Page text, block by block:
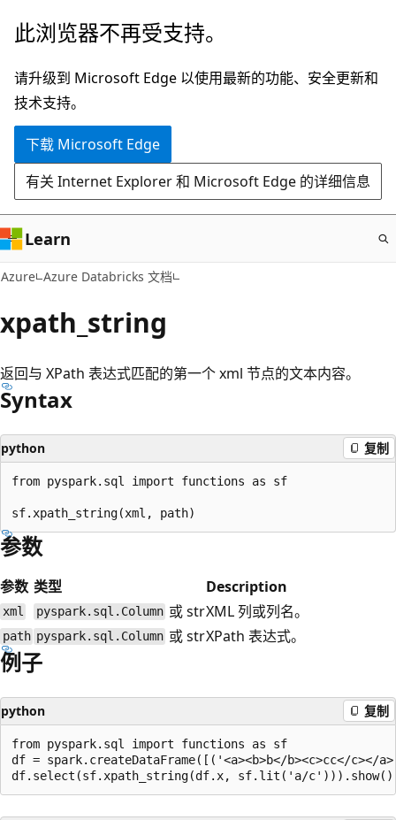
跳
主
要
内
此浏览器不再受支持。
请升级到 Microsoft Edge 以使用最新的功能、安全更新和
技术支持。
下载 Microsoft Edge
有关 Internet Explorer 和 Microsoft Edge 的详细信息
Learn
Azure Azure Databricks 文档
xpath_string
返回与 XPath 表达式匹配的第一个 xml 节点的文本内容。
Syntax
python 复制
from pyspark.sql import functions as sf
参数
参数 类型 Description
xml pyspark.sql.Column 或 strXML 列或列名。
path pyspark.sql.Column 或 strXPath 表达式。
例子
python 复制
from pyspark.sql import functions as sf
df = spark.createDataFrame([('<a><b>b</b><c>cc</